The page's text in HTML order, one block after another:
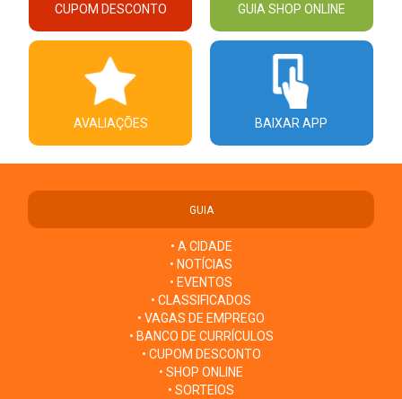
CUPOM DESCONTO GUIA SHOP ONLINE
AVALIAÇÕES BAIXAR APP
GUIA
• A CIDADE
• NOTÍCIAS
• EVENTOS
• CLASSIFICADOS
• VAGAS DE EMPREGO
• BANCO DE CURRÍCULOS
• CUPOM DESCONTO
• SHOP ONLINE
• SORTEIOS